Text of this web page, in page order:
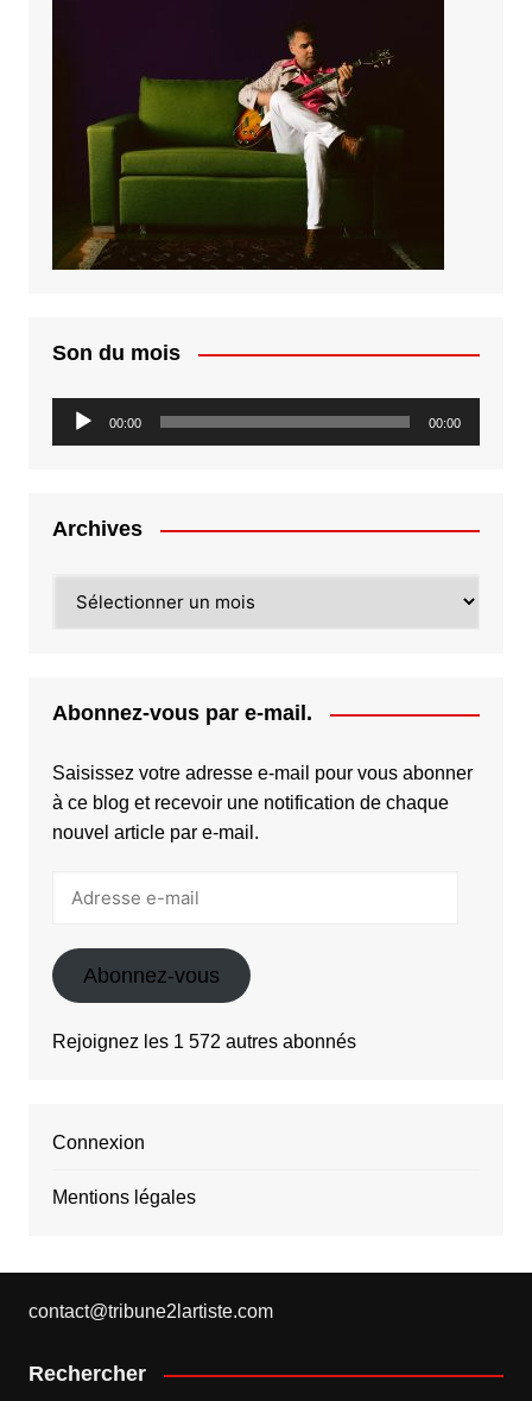
Son du mois
Lecteur
audio
00:00 00:00
Archives
Abonnez-vous par e-mail.
Saisissez votre adresse e-mail pour vous abonner
à ce blog et recevoir une notification de chaque
nouvel article par e-mail.
Abonnez-vous
Rejoignez les 1 572 autres abonnés
Connexion
Mentions légales
contact@tribune2lartiste.com
Rechercher